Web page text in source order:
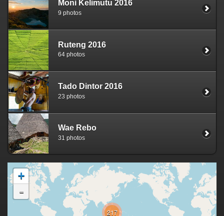
Moni Kelimutu 2016
9 photos
Ruteng 2016
64 photos
Tado Dintor 2016
23 photos
Wae Rebo
31 photos
217
+
-